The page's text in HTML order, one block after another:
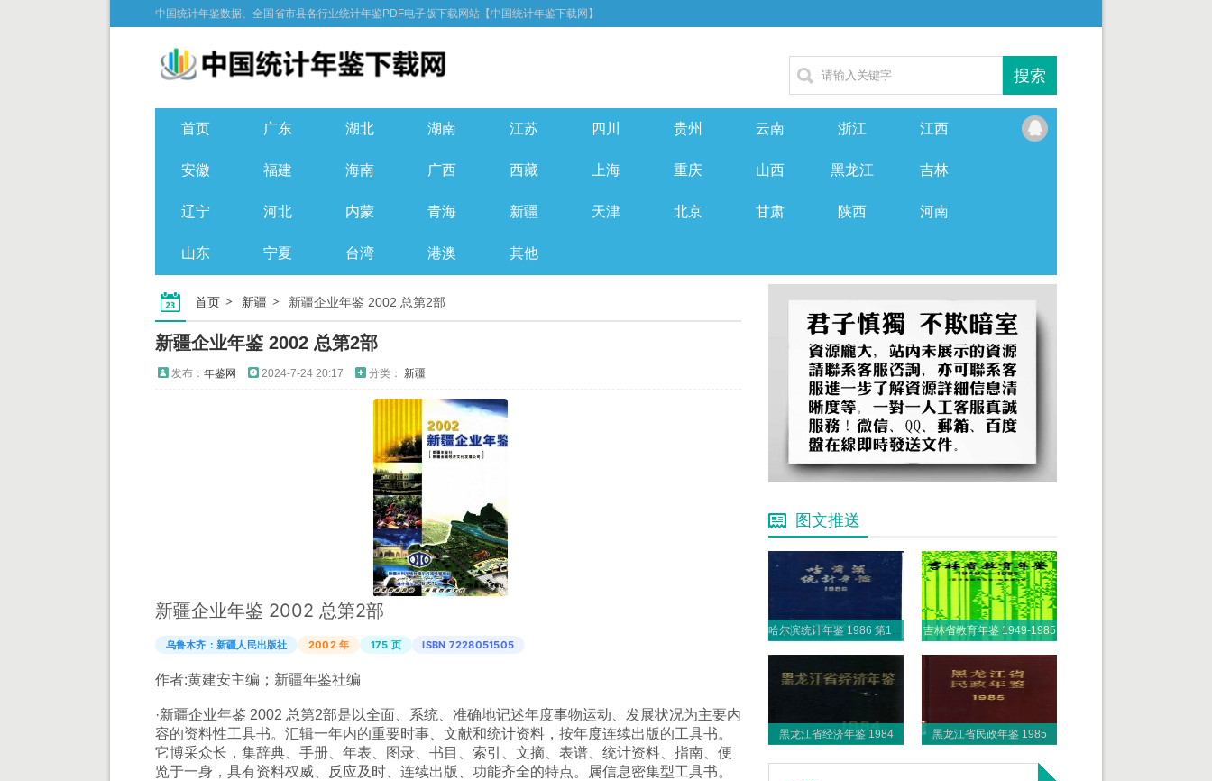
中国统计年鉴数据、全国省市县各行业统计年鉴PDF电子版下载网站【中国统计年鉴下载网】
首页 广东 湖北 湖南 江苏 四川 贵州 云南 浙江 江西
安徽 福建 海南 广西 西藏 上海 重庆 山西 黑龙江 吉林
辽宁 河北 内蒙 青海 新疆 天津 北京 甘肃 陕西 河南
山东 宁夏 台湾 港澳 其他
首页 新疆 新疆企业年鉴 2002 总第2部
新疆企业年鉴 2002 总第2部
发布： 年鉴网 2024-7-24 20:17 分类： 新疆
新疆企业年鉴 2002 总第2部
乌鲁木齐：新疆人民出版社 2002 年 175 页 ISBN 7228051505
作者:黄建安主编；新疆年鉴社编
·新疆企业年鉴 2002 总第2部是以全面、系统、准确地记述年度事物运动、发展状况为主要内
容的资料性工具书。汇辑一年内的重要时事、文献和统计资料，按年度连续出版的工具书。
它博采众长，集辞典、手册、年表、图录、书目、索引、文摘、表谱、统计资料、指南、便
览于一身，具有资料权威、反应及时、连续出版、功能齐全的特点。属信息密集型工具书。
图文推送
哈尔滨统计年鉴 1986 第1部分 1985年各项事业发展概况 吉林省教育年鉴 1949-1985
黑龙江省经济年鉴 1984 黑龙江省民政年鉴 1985